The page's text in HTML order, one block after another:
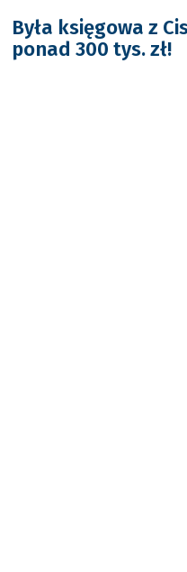
Była księgowa z
ponad 300 tys. zł!